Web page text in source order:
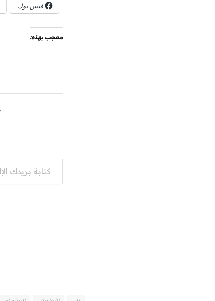
فيس بوك
معجب بهذه:
كتابة بريدك الإلكتروني...